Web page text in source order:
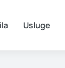
Usluge